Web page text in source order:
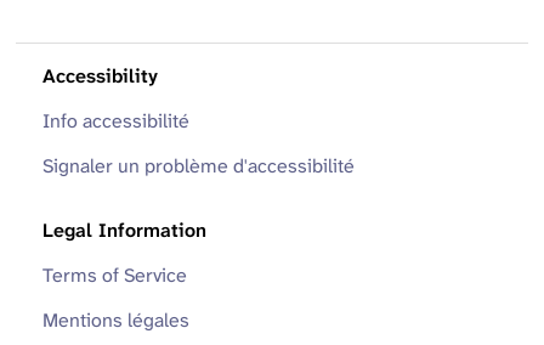
Accessibility
Info accessibilité
Signaler un problème d'accessibilité
Legal Information
Terms of Service
Mentions légales